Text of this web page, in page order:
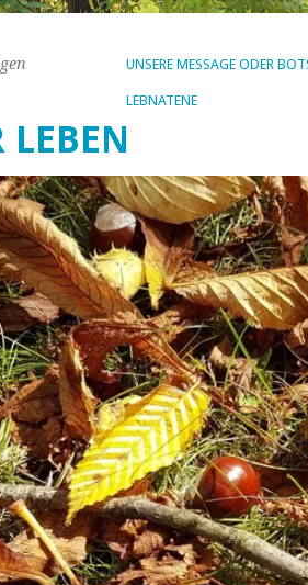
UNSERE MESSAGE ODER
LEBNATENE
LEBEN